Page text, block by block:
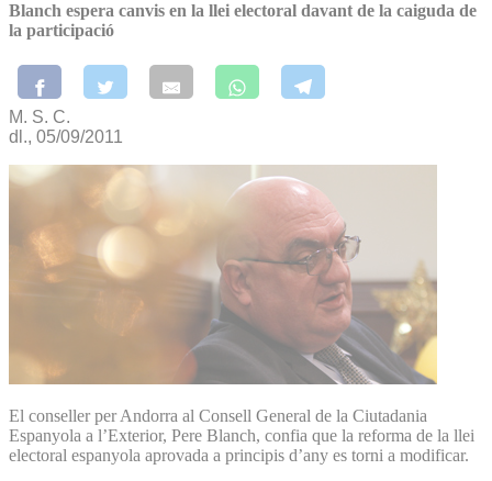
Blanch espera canvis en la llei electoral davant de la caiguda de
la participació
M. S. C.
dl., 05/09/2011
El conseller per Andorra al Consell General de la Ciutadania
Espanyola a l’Exterior, Pere Blanch, confia que la reforma de la llei
electoral espanyola aprovada a principis d’any es torni a modificar.